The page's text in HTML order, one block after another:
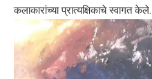
कलाकारांच्या प्रात्यक्षिकाचे स्वागत केले.